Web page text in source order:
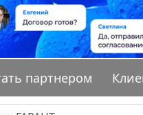
партнером